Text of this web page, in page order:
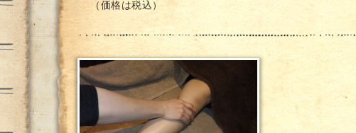
（価格は税込）